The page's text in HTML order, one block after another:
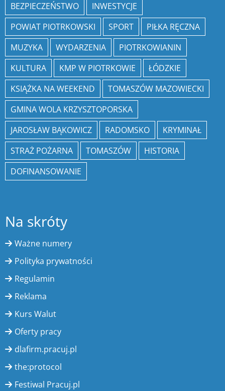
BEZPIECZEŃSTWO
INWESTYCJE
POWIAT PIOTRKOWSKI
SPORT
PIŁKA RĘCZNA
MUZYKA
WYDARZENIA
PIOTRKOWIANIN
KULTURA
KMP W PIOTRKOWIE
ŁÓDZKIE
KSIĄŻKA NA WEEKEND
TOMASZÓW MAZOWIECKI
GMINA WOLA KRZYSZTOPORSKA
JAROSŁAW BĄKOWICZ
RADOMSKO
KRYMINAŁ
STRAŻ POŻARNA
TOMASZÓW
HISTORIA
DOFINANSOWANIE
Na skróty
Ważne numery
Polityka prywatności
Regulamin
Reklama
Kurs Walut
Oferty pracy
dlafirm.pracuj.pl
the:protocol
Festiwal Pracuj.pl